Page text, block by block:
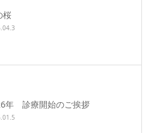
桜
年 診療開始のご挨拶